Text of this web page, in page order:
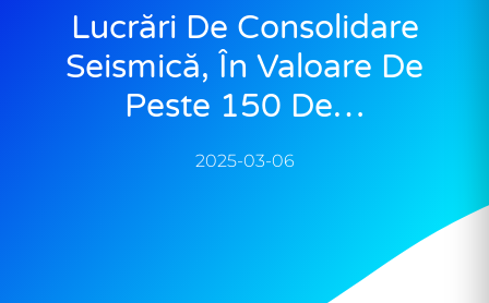
Lucrări De Consolidare
Seismică, În Valoare De
Peste 150 De…
2025-03-06